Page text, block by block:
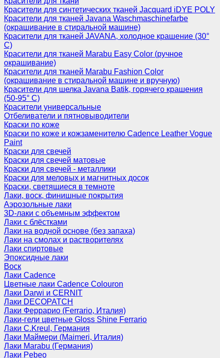
Красители для синтетических тканей Jacquard iDYE POLY
Красители для тканей Javana Waschmaschinefarbe
(окрашивание в стиральной машине)
Красители для тканей JAVANA, холодное крашение (30°
С)
Красители для тканей Marabu Easy Color (ручное
окрашивание)
Красители для тканей Marabu Fashion Color
(окрашивание в стиральной машине и вручную)
Красители для шелка Javana Batik, горячего крашения
(50-95° С)
Красители универсальные
Отбеливатели и пятновыводители
Краски по коже
Краски по коже и кожзаменителю Cadence Leather Vogue
Paint
Краски для свечей
Краски для свечей матовые
Краски для свечей - металлики
Краски для меловых и магнитных досок
Краски, светящиеся в темноте
Лаки, воск, финишные покрытия
Аэрозольные лаки
3D-лаки с объемным эффектом
Лаки с блёстками
Лаки на водной основе (без запаха)
Лаки на смолах и растворителях
Лаки спиртовые
Эпоксидные лаки
Воск
Лаки Cadence
Цветные лаки Cadence Colouron
Лаки Darwi и CERNIT
Лаки DECOPATCH
Лаки Феррарио (Ferrario, Италия)
Лаки-гели цветные Gloss Shine Ferrario
Лаки C.Kreul, Германия
Лаки Маймери (Maimeri, Италия)
Лаки Marabu (Германия)
Лаки Pebeo